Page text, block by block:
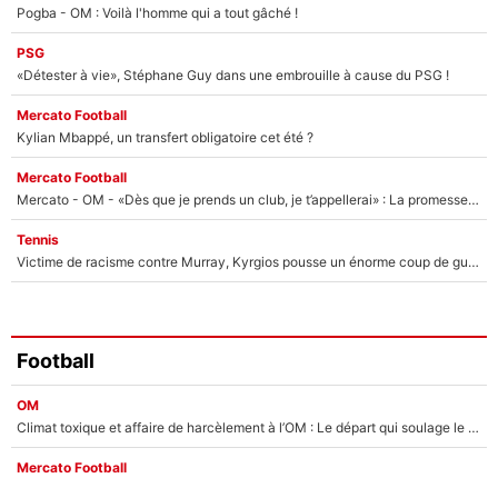
Pogba - OM : Voilà l'homme qui a tout gâché !
PSG
«Détester à vie», Stéphane Guy dans une embrouille à cause du PSG !
Mercato Football
Kylian Mbappé, un transfert obligatoire cet été ?
Mercato Football
Mercato - OM - «Dès que je prends un club, je t’appellerai» : La promesse de Marcelino au moment de claquer la porte
Tennis
Victime de racisme contre Murray, Kyrgios pousse un énorme coup de gueule !
Football
OM
Climat toxique et affaire de harcèlement à l’OM : Le départ qui soulage le vestiaire de Bruno Genesio
Mercato Football